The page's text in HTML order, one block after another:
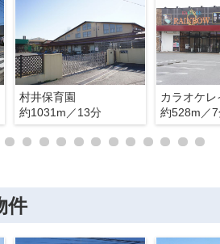
村井保育園
約1031m／13分
約528m／
件